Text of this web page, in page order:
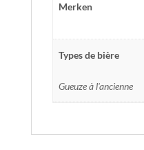
Merken
Types de bière
Gueuze à l'ancienne